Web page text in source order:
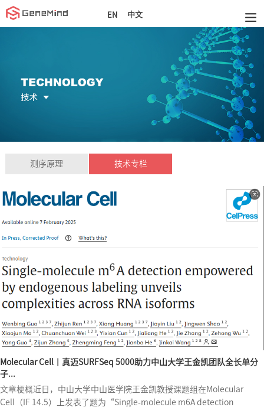
EN 中文
测序原理 技术专栏
Molecular Cell丨真迈SURFSeq 5000助力中山大学王金凯团队全长单分
子...
文章梗概近日，中山大学中山医学院王金凯教授课题组在Molecular
Cell（IF 14.5）上发表了题为“Single-molecule m6A detection